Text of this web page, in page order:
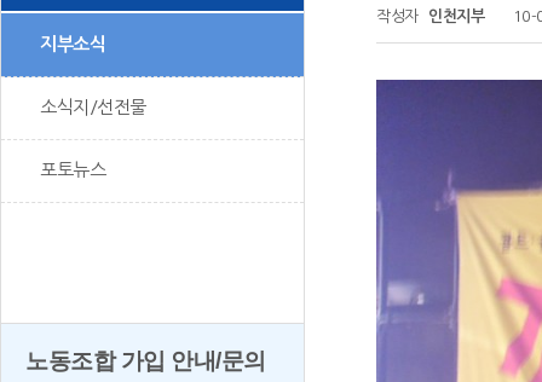
지부소식
소식지/선전물
포토뉴스
노동조합 가입 안내/문의
작성자 인천지부 10-